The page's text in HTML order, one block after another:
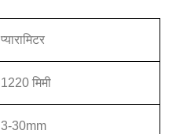
प्यारामिटर
1220 मिमी
3-30mm